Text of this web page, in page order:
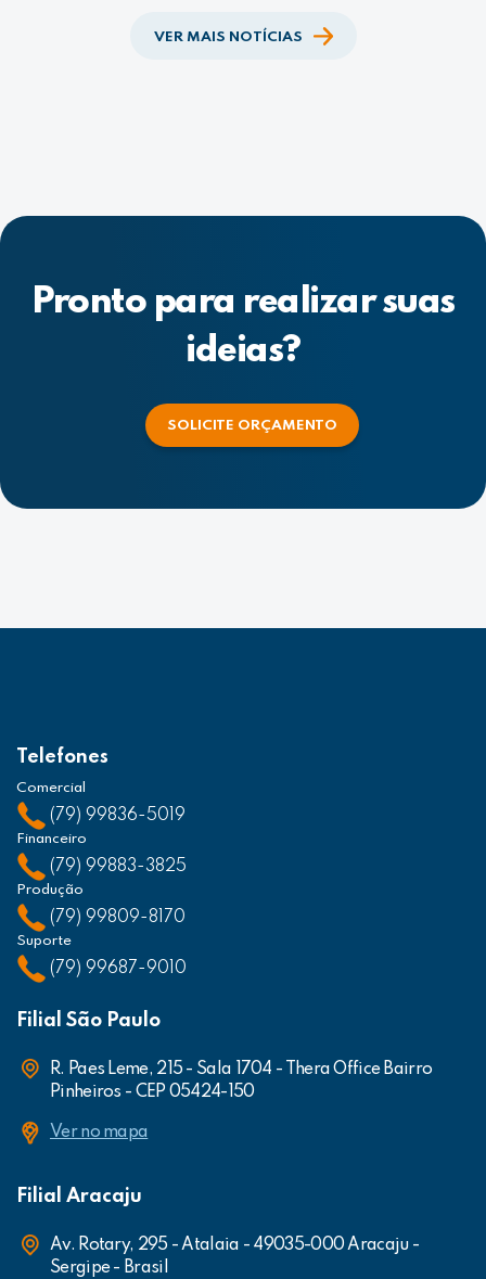
VER MAIS NOTÍCIAS
Pronto para realizar suas
ideias?
SOLICITE ORÇAMENTO
Telefones
Comercial
(79) 99836-5019
Financeiro
(79) 99883-3825
Produção
(79) 99809-8170
Suporte
(79) 99687-9010
Filial São Paulo
R. Paes Leme, 215 - Sala 1704 - Thera Office Bairro
Pinheiros - CEP 05424-150
Ver no mapa
Filial Aracaju
Av. Rotary, 295 - Atalaia - 49035-000 Aracaju -
Sergipe - Brasil